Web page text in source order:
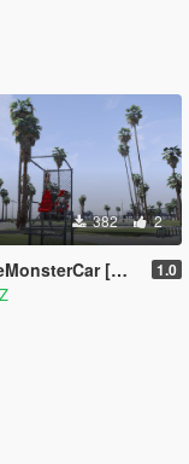
382 2
[Menyoo] 1.0